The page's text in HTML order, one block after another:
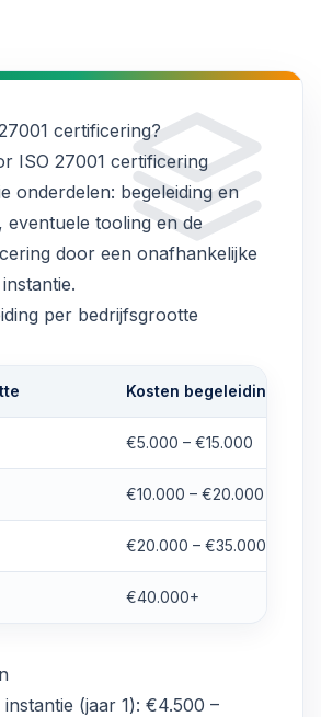
certificering?
ISO 27001 certificering
onderdelen: begeleiding en
eventuele tooling en de
door een onafhankelijke
per bedrijfsgrootte
Kosten begeleiding
€5.000 – €15.000
€10.000 – €20.000
€20.000 – €35.000
€40.000+
(jaar 1): €4.500 –